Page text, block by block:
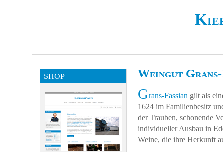
Weingut Grans-
Grans-Fassian gilt als
1624 im Familienbesitz
der Trauben, schonende
individueller Ausbau in
Weine, die ihre Herkunft
SHOP